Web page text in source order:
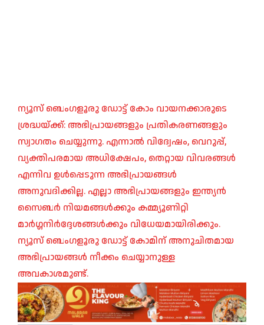
ന്യൂസ് ബെംഗളൂരു ഡോട്ട് കോം വായനക്കാരുടെ
ശ്രദ്ധയ്ക്ക്: അഭിപ്രായങ്ങളും പ്രതികരണങ്ങളും
സ്വാഗതം ചെയ്യുന്നു. എന്നാൽ വിദ്വേഷം, വെറുപ്പ്,
വ്യക്തിപരമായ അധിക്ഷേപം, തെറ്റായ വിവരങ്ങൾ
എന്നിവ ഉൾപ്പെടുന്ന അഭിപ്രായങ്ങൾ
അനുവദിക്കില്ല. എല്ലാ അഭിപ്രായങ്ങളും ഇന്ത്യൻ
സൈബർ നിയമങ്ങൾക്കും കമ്മ്യൂണിറ്റി
മാർഗ്ഗനിർദ്ദേശങ്ങൾക്കും വിധേയമായിരിക്കും.
ന്യൂസ് ബെംഗളൂരു ഡോട്ട് കോമിന് അനുചിതമായ
അഭിപ്രായങ്ങൾ നീക്കം ചെയ്യാനുള്ള
അവകാശമുണ്ട്.